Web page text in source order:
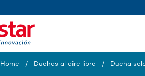
Home Duchas al aire libre Ducha